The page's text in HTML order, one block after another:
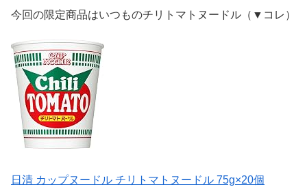
今回の限定商品はいつものチリトマトヌードル（▼コレ）
日清 カップヌードル チリトマトヌードル 75g×20個